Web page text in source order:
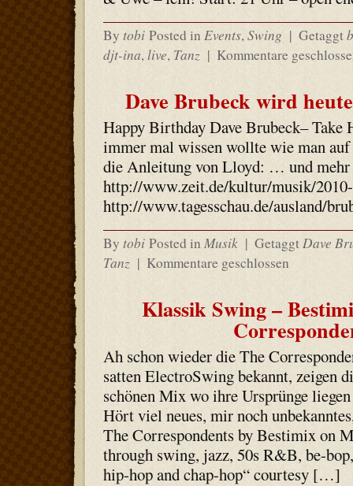
By tobi Posted in Events,Swing | Getaggt
djt-ina,live, Tanz | Kommentare
Dave Brubeck wird
Happy Birthday Dave Brubeck– Take
immer mal wissen wollte wie man
die Anleitung von Lloyd: … und mehr
http://www.zeit.de/kultur/musik/
http://www.tagesschau.de/ausland/
By tobi Posted inMusik | GetaggtDave
Tanz | Kommentare geschlossen
Klassik Swing –
Ah schon wieder die The
satten ElectroSwing bekannt, zeigen
schönen Mix wo ihre Ursprünge
Hört viel neues, mir noch
The Correspondents by Bestimix on
through swing, jazz, 50s R&B, be-
hip-hop and chap-hop“ courtesy […]